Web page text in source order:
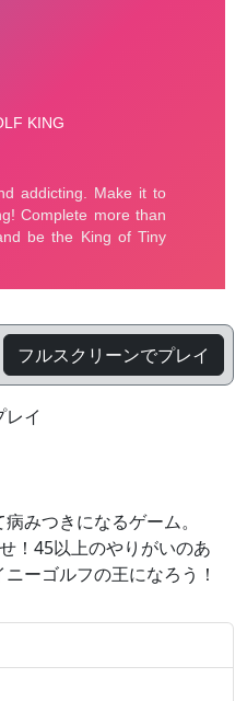
フルスクリーンでプレイ
イ
みつきになるゲーム。
！45以上のやりがいのあ
ーゴルフの王になろう！